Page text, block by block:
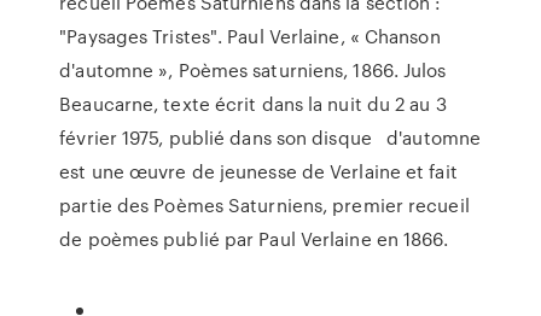
"Paysages Tristes". Paul Verlaine, « Chanson
d'automne », Poèmes saturniens, 1866. Julos
Beaucarne, texte écrit dans la nuit du 2 au 3
février 1975, publié dans son disque d'automne
est une œuvre de jeunesse de Verlaine et fait
partie des Poèmes Saturniens, premier recueil
de poèmes publié par Paul Verlaine en 1866.